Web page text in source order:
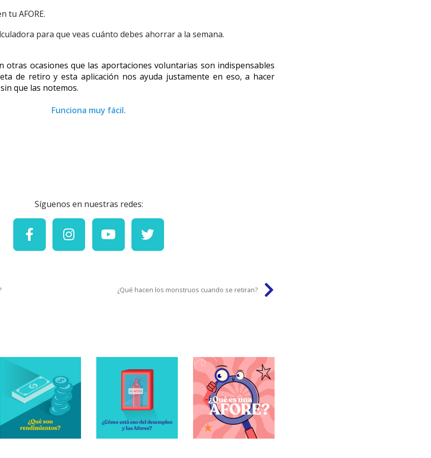
tu AFORE.
para que veas cuánto debes ahorrar a la semana.
otras ocasiones que las aportaciones voluntarias son indispensables
de retiro y esta aplicación nos ayuda justamente en eso, a hacer
que las notemos.
Funciona muy fácil.
Síguenos en nuestras redes:
¿Qué hacen los monstruos cuando se retiran?